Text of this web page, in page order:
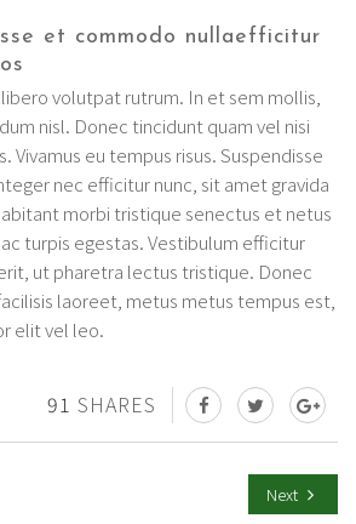
et commodo nullaefficitur
volutpat rutrum. In et sem mollis,
nisl. Donec tincidunt quam vel nisi
Vivamus eu tempus risus. Suspendisse
nec efficitur nunc, sit amet gravida
morbi tristique senectus et netus
turpis egestas. Vestibulum efficitur
ut pharetra lectus tristique. Donec
laoreet, metus metus tempus est,
elit vel leo.
91 SHARES
Next